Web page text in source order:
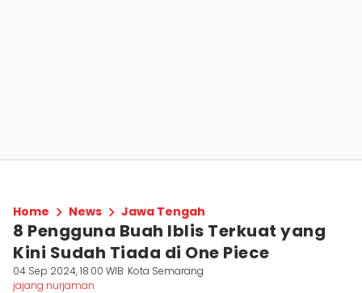
Home News Jawa Tengah
8 Pengguna Buah Iblis Terkuat yang
Kini Sudah Tiada di One Piece
04 Sep 2024, 18:00 WIB Kota Semarang
jajang nurjaman